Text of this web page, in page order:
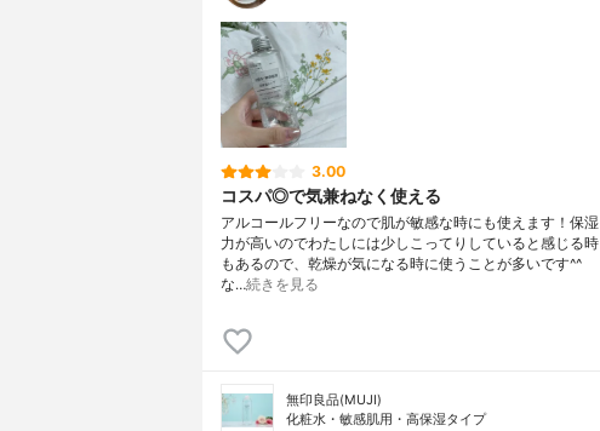
3.00
コスパ◎で気兼ねなく使える
アルコールフリーなので肌が敏感な時にも使えます！保湿
力が高いのでわたしには少しこってりしていると感じる時
もあるので、乾燥が気になる時に使うことが多いです^^
な…続きを見る
無印良品(MUJI)
化粧水・敏感肌用・高保湿タイプ